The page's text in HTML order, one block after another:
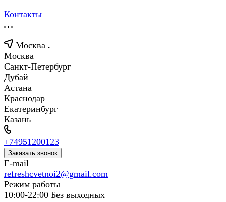
Контакты
Москва
Москва
Санкт-Петербург
Дубай
Астана
Краснодар
Екатеринбург
Казань
+74951200123
Заказать звонок
E-mail
refreshcvetnoi2@gmail.com
Режим работы
10:00-22:00 Без выходных